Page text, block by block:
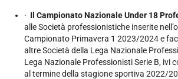
· Il Campionato Nazionale Under 18
alle Società professionistiche inserite
Campionato Primavera 1 2023/2024 e
altre Società della Lega Nazionale
Lega Nazionale Professionisti Serie B, ivi
al termine della stagione sportiva 2022/